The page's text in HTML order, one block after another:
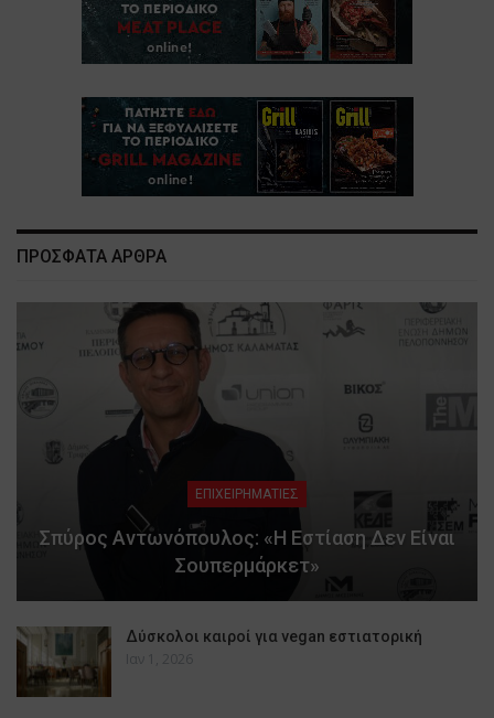
ΠΡΟΣΦΑΤΑ ΑΡΘΡΑ
ΕΠΙΧΕΙΡΗΜΑΤΙΕΣ
Σπύρος Αντωνόπουλος: «Η Εστίαση Δεν Είναι
Σουπερμάρκετ»
Δύσκολοι καιροί για vegan εστιατορική
Ιαν 1, 2026